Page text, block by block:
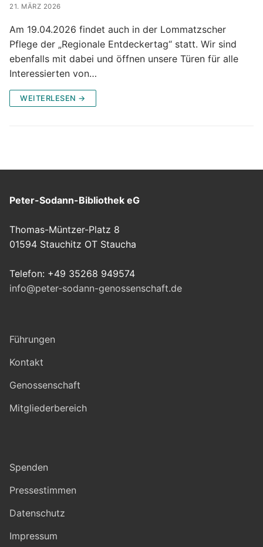
Start
Sammlung
Antiquariat
21. MÄRZ 2026
Am 19.04.2026 findet auch in der Lommatzscher
Pflege der „Regionale Entdeckertag“ statt. Wir sind
ebenfalls mit dabei und öffnen unsere Türen für alle
Interessierten von…
WEITERLESEN →
Peter-Sodann-Bibliothek eG
Thomas-Müntzer-Platz 8
01594 Stauchitz OT Staucha
Telefon: +49 35268 949574
info@peter-sodann-genossenschaft.de
Führungen
Kontakt
Genossenschaft
Mitgliederbereich
Spenden
Pressestimmen
Datenschutz
Impressum